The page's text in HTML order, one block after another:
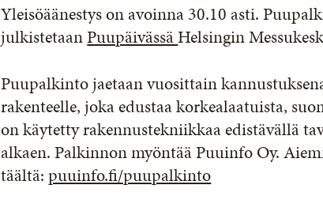
Yleisöäänestys on avoinna 30.10 asti.
julkistetaanPuupäivässäHelsingin
Puupalkinto jaetaan vuosittain
rakenteelle, joka edustaa korkealaatuista,
on käytetty rakennustekniikkaa edistävällä
alkaen. Palkinnon myöntää Puuinfo Oy.
täältä:puuinfo.fi/puupalkinto